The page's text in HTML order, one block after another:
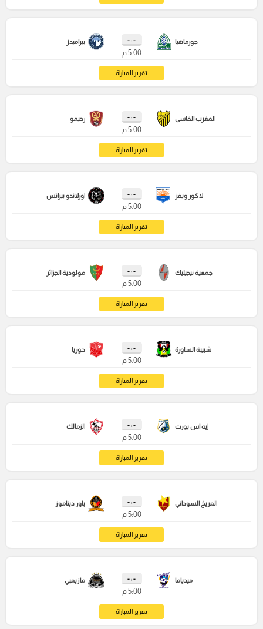
جورماهيا - : -
5:00 م
بيراميدز
تقرير المباراة
المغرب الفاسي - : -
5:00 م
رحيمو
تقرير المباراة
لا كور ويفز - : -
5:00 م
اورلاندو بيراتس
تقرير المباراة
جمعية نيجيليك - : -
5:00 م
مولودية الجزائر
تقرير المباراة
شبيبة الساورة - : -
5:00 م
حوريا
تقرير المباراة
إيه اس بورت - : -
5:00 م
الزمالك
تقرير المباراة
المريخ السوداني - : -
5:00 م
باور ديناموز
تقرير المباراة
ميدياما - : -
5:00 م
مازيمبي
تقرير المباراة